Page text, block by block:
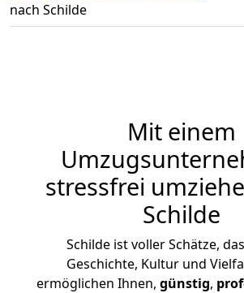
nach Schilde
Mit einem
stressfrei
Schilde
Schilde ist voller Schätze,
Geschichte, Kultur und
ermöglichen Ihnen, günstig,